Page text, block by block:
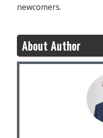
newcomers.
About Author